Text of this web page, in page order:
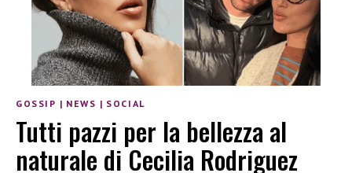
GOSSIP | NEWS | SOCIAL
Tutti pazzi per la bellezza al
naturale di Cecilia Rodriguez